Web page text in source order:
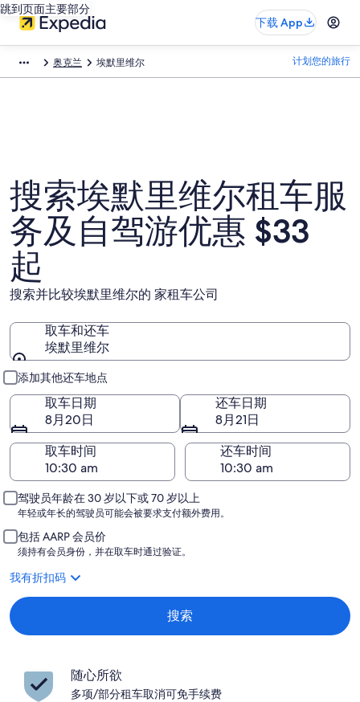
跳到页面主要部分
下载 App
奥克兰 埃默里维尔 计划您的旅行
搜索埃默里维尔租车服
务及自驾游优惠 $33
起
搜索并比较埃默里维尔的 家租车公司
取车和还车
埃默里维尔
取车和还车
添加其他还车地点
取车日期
8月20日
还车日期
8月21日
取车时间
还车时间
驾驶员年龄在 30 岁以下或 70 岁以上
年轻或年长的驾驶员可能会被要求支付额外费用。
包括 AARP 会员价
须持有会员身份，并在取车时通过验证。
我有折扣码
搜索
随心所欲
多项/部分租车取消可免手续费